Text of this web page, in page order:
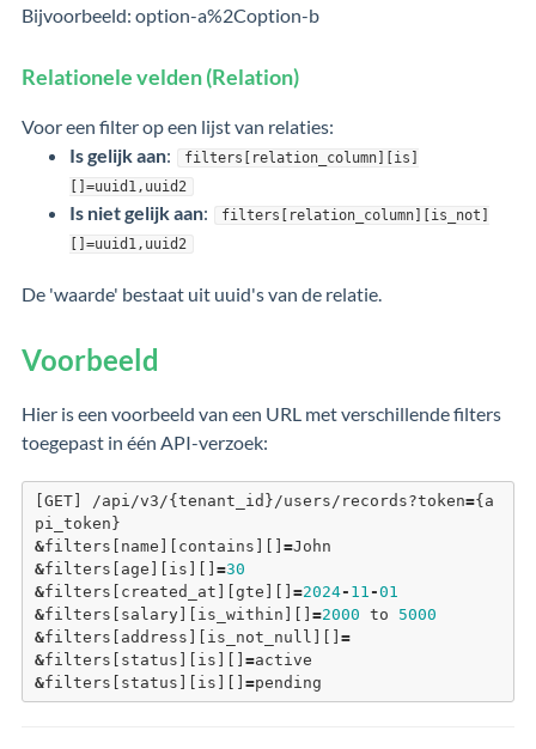
Bijvoorbeeld: option-a%2Coption-b
Relationele velden (Relation)
Voor een filter op een lijst van relaties:
Is gelijk aan:
filters[relation_column][is]
[]=uuid1,uuid2
Is niet gelijk aan:
filters[relation_column][is_not]
[]=uuid1,uuid2
De 'waarde' bestaat uit uuid's van de relatie.
Voorbeeld
Hier is een voorbeeld van een URL met verschillende filters
toegepast in één API-verzoek:
[GET] /api/v3/{tenant_id}/users/records?token={a
pi_token}
&filters[name][contains][] =John
&filters[age][is][] =30
&filters[created_at][gte][] =2024- 11 -01
&filters[salary][is_within][] =2000 to 5000
&filters[address][is_not_ null
=
&filters[status][is][] =active
&filters[status][is][] =pending